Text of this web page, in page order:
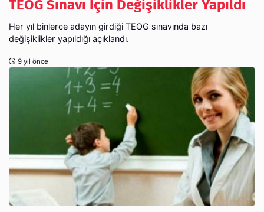
TEOG Sınavı İçin Değişiklikler Yapıldı
Her yıl binlerce adayın girdiği TEOG sınavında bazı
değişiklikler yapıldığı açıklandı.
9 yıl önce